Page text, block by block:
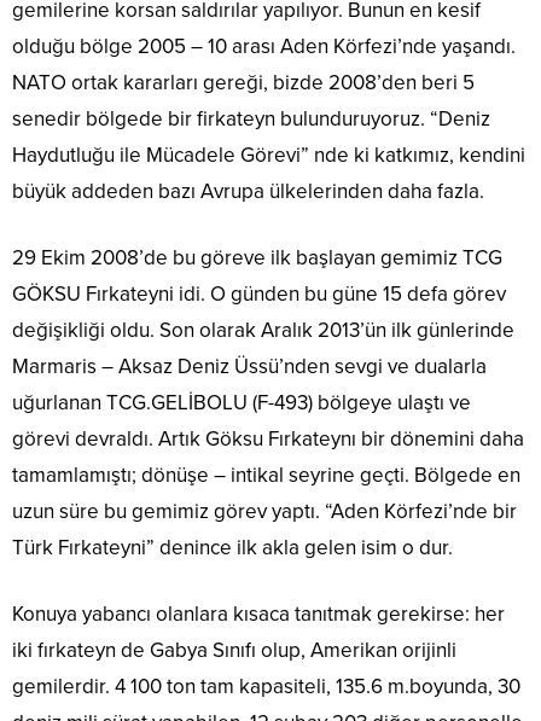
gemilerine korsan saldırılar yapılıyor. Bunun en kesif
olduğu bölge 2005 – 10 arası Aden Körfezi’nde yaşandı.
NATO ortak kararları gereği, bizde 2008’den beri 5
senedir bölgede bir firkateyn bulunduruyoruz. “Deniz
Haydutluğu ile Mücadele Görevi” nde ki katkımız, kendini
büyük addeden bazı Avrupa ülkelerinden daha fazla.
29 Ekim 2008’de bu göreve ilk başlayan gemimiz TCG
GÖKSU Fırkateyni idi. O günden bu güne 15 defa görev
değişikliği oldu. Son olarak Aralık 2013’ün ilk günlerinde
Marmaris – Aksaz Deniz Üssü’nden sevgi ve dualarla
uğurlanan TCG.GELİBOLU (F-493) bölgeye ulaştı ve
görevi devraldı. Artık Göksu Fırkateynı bir dönemini daha
tamamlamıştı; dönüşe – intikal seyrine geçti. Bölgede en
uzun süre bu gemimiz görev yaptı. “Aden Körfezi’nde bir
Türk Fırkateyni” denince ilk akla gelen isim o dur.
Konuya yabancı olanlara kısaca tanıtmak gerekirse: her
iki fırkateyn de Gabya Sınıfı olup, Amerikan orijinli
gemilerdir. 4 100 ton tam kapasiteli, 135.6 m.boyunda, 30